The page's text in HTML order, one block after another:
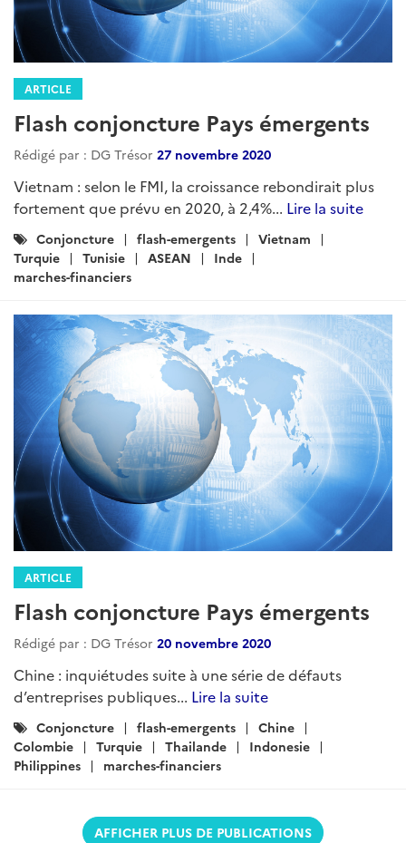
ARTICLE
Flash conjoncture Pays émergents
Rédigé par : DG Trésor 27 novembre 2020
Vietnam : selon le FMI, la croissance rebondirait plus
fortement que prévu en 2020, à 2,4%... Lire la suite
Catégories
:
Conjoncture flash-emergents
Vietnam
Turquie
Tunisie ASEAN
Inde
marches-financiers
ARTICLE
Flash conjoncture Pays émergents
Rédigé par : DG Trésor 20 novembre 2020
Chine : inquiétudes suite à une série de défauts
d’entreprises publiques... Lire la suite
Catégories
:
Conjoncture flash-emergents
Chine
Colombie
Turquie Thailande
Indonesie
Philippines
marches-financiers
AFFICHER PLUS DE PUBLICATIONS